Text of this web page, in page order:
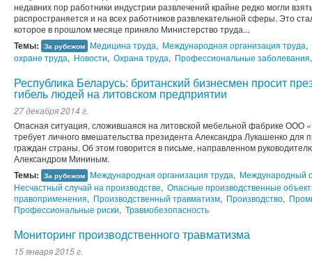
недавних пор работники индустрии развлечений крайне редко могли
распространяется и на всех работников развлекательной сферы. Это
которое в прошлом месяце приняло Министерство труда...
Темы: За рубежом Медицина труда, Международная организация труда,
охране труда, Новости, Охрана труда, Профессиональные заболевания
Республика Беларусь: британский бизнесмен просит
гибель людей на литовском предприятии
27 декабря 2014 г.
Опасная ситуация, сложившаяся на литовской мебельной фабрике ООО
требует личного вмешательства президента Александра Лукашенко
граждан страны. Об этом говорится в письме, направленном
Александром Мининым.
Темы: За рубежом Международная организация труда, Международный
Несчастный случай на производстве, Опасные производственные
правоприменения, Производственный травматизм, Производство,
Профессиональные риски, Травмобезопасность
Мониторинг производственного травматизма
15 января 2015 г.